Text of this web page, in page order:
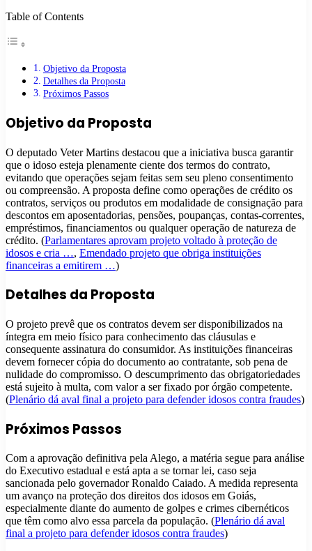
Table of Contents
Objetivo da Proposta
Detalhes da Proposta
Próximos Passos
Objetivo da Proposta
O deputado Veter Martins destacou que a iniciativa busca garantir
que o idoso esteja plenamente ciente dos termos do contrato,
evitando que operações sejam feitas sem seu pleno consentimento
ou compreensão. A proposta define como operações de crédito os
contratos, serviços ou produtos em modalidade de consignação para
descontos em aposentadorias, pensões, poupanças, contas-correntes,
empréstimos, financiamentos ou qualquer operação de natureza de
crédito. (Parlamentares aprovam projeto voltado à proteção de
idosos e cria …, Emendado projeto que obriga instituições
financeiras a emitirem …)
Detalhes da Proposta
O projeto prevê que os contratos devem ser disponibilizados na
íntegra em meio físico para conhecimento das cláusulas e
consequente assinatura do consumidor. As instituições financeiras
devem fornecer cópia do documento ao contratante, sob pena de
nulidade do compromisso. O descumprimento das obrigatoriedades
está sujeito à multa, com valor a ser fixado por órgão competente.
(Plenário dá aval final a projeto para defender idosos contra fraudes)
Próximos Passos
Com a aprovação definitiva pela Alego, a matéria segue para análise
do Executivo estadual e está apta a se tornar lei, caso seja
sancionada pelo governador Ronaldo Caiado. A medida representa
um avanço na proteção dos direitos dos idosos em Goiás,
especialmente diante do aumento de golpes e crimes cibernéticos
que têm como alvo essa parcela da população. (Plenário dá aval
final a projeto para defender idosos contra fraudes)